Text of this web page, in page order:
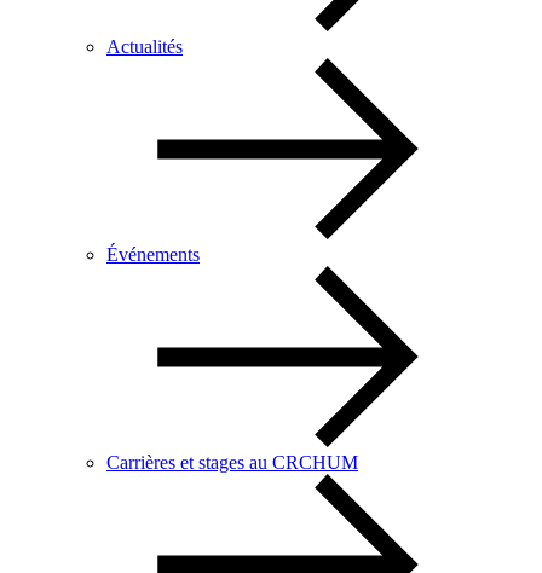
Actualités
Événements
Carrières et stages au CRCHUM